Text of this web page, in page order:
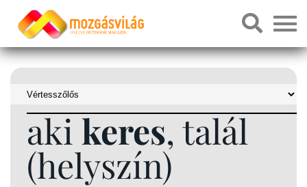
aki keres, talál
(helyszín)